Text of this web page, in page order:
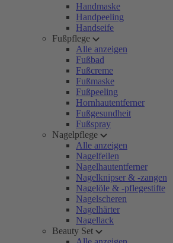
Handmaske
Handpeeling
Handseife
Fußpflege
Alle anzeigen
Fußbad
Fußcreme
Fußmaske
Fußpeeling
Hornhautentferner
Fußgesundheit
Fußspray
Nagelpflege
Alle anzeigen
Nagelfeilen
Nagelhautentferner
Nagelknipser & -zangen
Nagelöle & -pflegestifte
Nagelscheren
Nagelhärter
Nagellack
Beauty Set